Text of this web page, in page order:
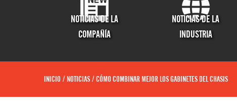
NOTICIAS DE LA
COMPAÑÍA
NOTICIAS DE LA
INDUSTRIA
INICIO / NOTICIAS /CÓMO COMBINAR MEJOR LOS GABINETES DEL CHASIS